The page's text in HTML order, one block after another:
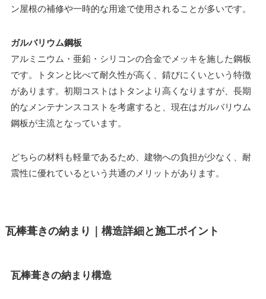
ン屋根の補修や一時的な用途で使用されることが多いです。
ガルバリウム鋼板
アルミニウム・亜鉛・シリコンの合金でメッキを施した鋼板
です。トタンと比べて耐久性が高く、錆びにくいという特徴
があります。初期コストはトタンより高くなりますが、長期
的なメンテナンスコストを考慮すると、現在はガルバリウム
鋼板が主流となっています。
どちらの材料も軽量であるため、建物への負担が少なく、耐
震性に優れているという共通のメリットがあります。
瓦棒葺きの納まり｜構造詳細と施工ポイント
瓦棒葺きの納まり構造